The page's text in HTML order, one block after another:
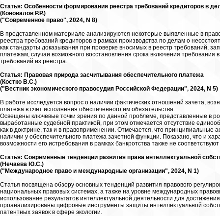
Статья: Особенности формирования реестра требований кредиторов в
(Коновалов Р.Р.)
("Современное право", 2024, N 8)
В представленном материале анализируются некоторые выявленные в
реестра требований кредиторов в рамках производства по делам о
как стандарты доказывания при проверке вносимых в реестр требований,
платежам, случаи возможного восстановления срока включения требования
требований из реестра.
Статья: Правовая природа засчитывания обеспечительного платежа
(Костко В.С.)
("Вестник экономического правосудия Российской Федерации", 2024, N 5)
В работе исследуется вопрос о наличии фактических отношений зачета,
платежа в счет исполнения обеспеченного им обязательства.
Освещены ключевые точки зрения по данной проблеме, представленные в
выработанные судебной практикой, при этом отмечается отсутствие
как в доктрине, так и в правоприменении. Отмечается, что принципиальные
наличии у обеспечительного платежа зачетной функции. Показано, что и
возможности его истребования в рамках банкротства также не
Статья: Современные тенденции развития права интеллектуальной
(Нечаева Ю.С.)
("Международное право и международные организации", 2024, N 1)
Статья посвящена обзору основных тенденций развития правового
национальных правовых системах, а также на уровне международных
использование результатов интеллектуальной деятельности для
проанализированы цифровые инструменты защиты интеллектуальной
патентных заявок в сфере экологии.